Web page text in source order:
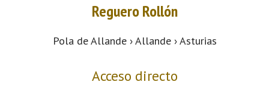
Reguero Rollón
Pola de Allande › Allande › Asturias
Acceso directo